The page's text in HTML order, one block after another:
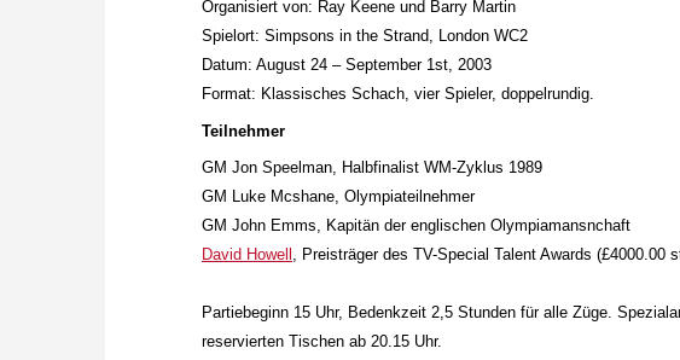
Organisiert von: Ray Keene und Barry Martin
Spielort: Simpsons in the Strand, London WC2
Datum: August 24 – September 1st, 2003
Format: Klassisches Schach, vier Spieler, doppelrundig.
Teilnehmer
GM Jon Speelman, Halbfinalist WM-Zyklus 1989
GM Luke Mcshane, Olympiateilnehmer
GM John Emms, Kapitän der englischen Olympiamansnchaft
David Howell , Preisträger des TV-Special Talent Awards (£4000.00
Partiebeginn 15 Uhr, Bedenkzeit 2,5 Stunden für alle Züge.
reservierten Tischen ab 20.15 Uhr.